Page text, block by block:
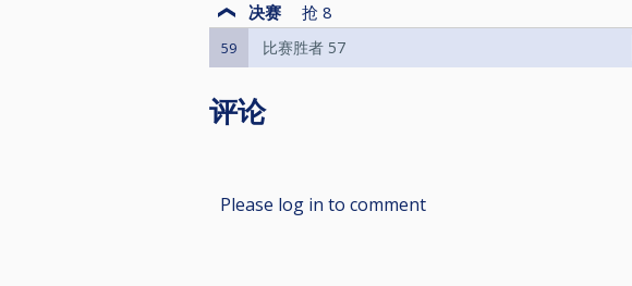
决赛 抢 8
59 比赛胜者 57
评论
Please log in to comment